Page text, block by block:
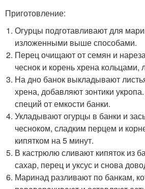
Приготовление:
Огурцы подготавливают для
изложенными выше способами.
Перец очищают от семян и
чеснок и корень хрена
На дно банок выкладывают
хрена, добавляют зонтики
специй от емкости банки.
Укладывают огурцы в банки и
чесноком, сладким перцем и
кипятком на 5 минут.
В кастрюлю сливают кипяток из
сахар, перец и уксус и снова
Маринад разливают по банкам,